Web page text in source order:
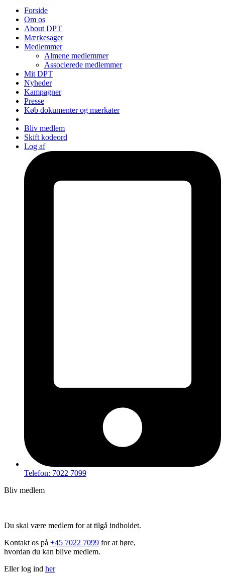
Forside
Om os
About DPT
Mærkesager
Medlemmer
Almene medlemmer
Associerede medlemmer
Mit DPT
Nyheder
Kampagner
Presse
Køb dokumenter og mærkater
Bliv medlem
Skift kodeord
Log af
Telefon: 7022 7099
Bliv medlem
Du skal være medlem for at tilgå indholdet.
Kontakt os på +45 7022 7099 for at høre,
hvordan du kan blive medlem.
Eller log ind her